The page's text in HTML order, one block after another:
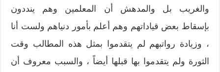
والغريب بل والمدهش أن المعلمين وهم ينددون
بإسقاط بعض قياداتهم وهم أعلم بأمور دنياهم ولست أنا
، وزيادة رواتبهم لم يتقدموا بمثل هذه المطالب وقت
الثورة ولم يتقدموا بها قبلها أيضاً ، والسبب معروف أن